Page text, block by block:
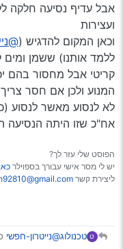
אבל עדיף נסיעה חלקה
ועצירות
וכאן המקום להדגיש (
ללמד אותנו) ששמן
קריטי אבל מחסור בהם
המנוע ולכן אם חסר
לא לנסוע מאשר לנסוע
אח"כ שזו היתה הנסיעה
הפוסט שלי עזר לך?
יש לי מסר אישי עבורך בספוילר כאן
ליצירת קשר
ט טכנולוג@נייטרון-חפשי